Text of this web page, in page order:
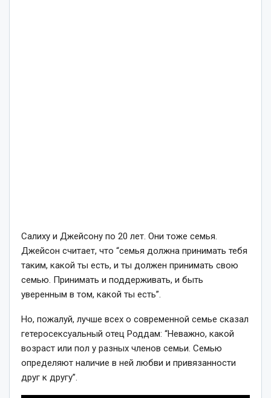
Салиху и Джейсону по 20 лет. Они тоже семья.
Джейсон считает, что “семья должна принимать тебя
таким, какой ты есть, и ты должен принимать свою
семью. Принимать и поддерживать, и быть
уверенным в том, какой ты есть”.
Но, пожалуй, лучше всех о современной семье сказал
гетеросексуальный отец Роддам: “Неважно, какой
возраст или пол у разных членов семьи. Семью
определяют наличие в ней любви и привязанности
друг к другу”.